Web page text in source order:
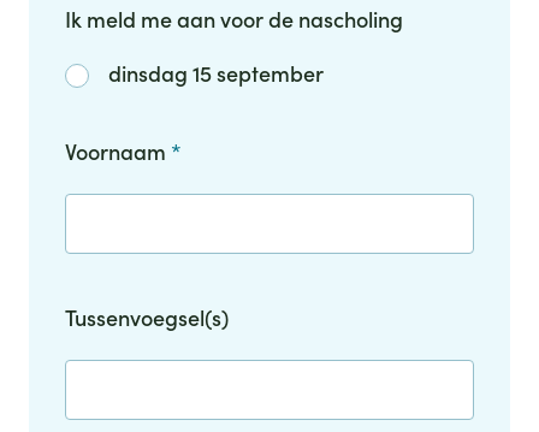
Ik meld me aan voor de nascholing
dinsdag 15 september
Voornaam *
Tussenvoegsel(s)